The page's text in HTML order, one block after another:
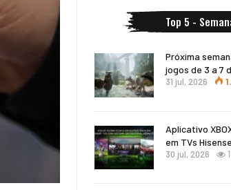
Top 5 -
Próxima
jogos de 3 a 7
31 jul, 2026
Aplicativo
em TVs
30 jul, 2026